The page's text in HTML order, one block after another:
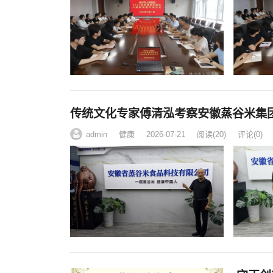
传统文化专家傅清泓考察安徽蒸谷米集
admin 健康 2026-07-21 阅读(20) 评论(0)